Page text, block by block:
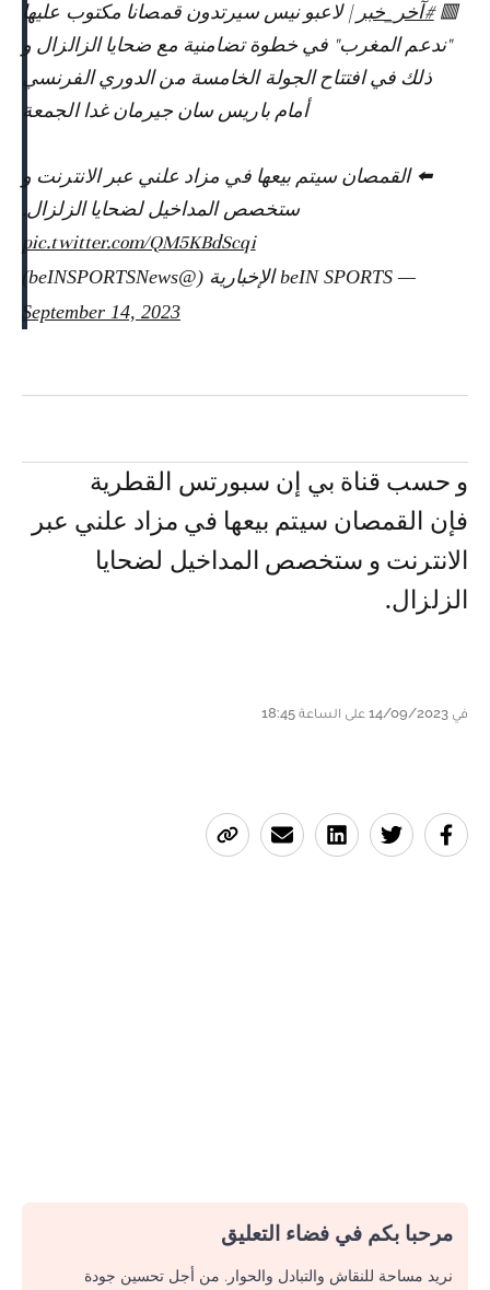
🟥#آخر_خبر | لاعبو نيس سيرتدون قمصانا مكتوب عليها
"ندعم المغرب" في خطوة تضامنية مع ضحايا الزالزال و
ذلك في افتتاح الجولة الخامسة من الدوري الفرنسي
أمام باريس سان جيرمان غدا الجمعة
⬅️ القمصان سيتم بيعها في مزاد علني عبر الانترنت و
ستخصص المداخيل لضحايا الزلزال.
pic.twitter.com/QM5KBdScqi
— beIN SPORTS الإخبارية (@beINSPORTSNews)
September 14, 2023
و حسب قناة بي إن سبورتس القطرية
فإن القمصان سيتم بيعها في مزاد علني عبر
الانترنت و ستخصص المداخيل لضحايا
الزلزال.
في 14/09/2023 على الساعة 18:45
مرحبا بكم في فضاء التعليق
نريد مساحة للنقاش والتبادل والحوار. من أجل تحسين جودة